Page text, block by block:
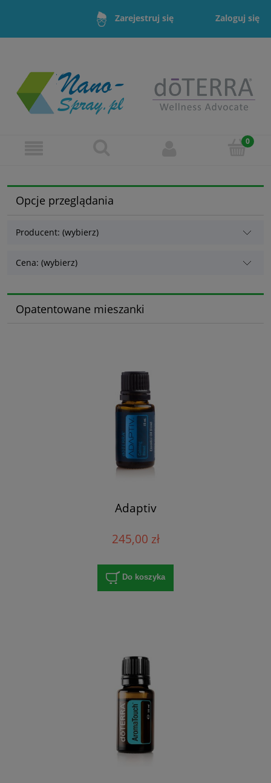
Zarejestruj się Zaloguj się
Opcje przeglądania
Producent: (wybierz)
Cena: (wybierz)
Opatentowane mieszanki
Adaptiv
245,00 zł
Do koszyka